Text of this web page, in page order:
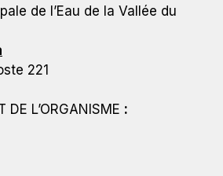
de l’Eau de la Vallée du
221
DE L’ORGANISME :